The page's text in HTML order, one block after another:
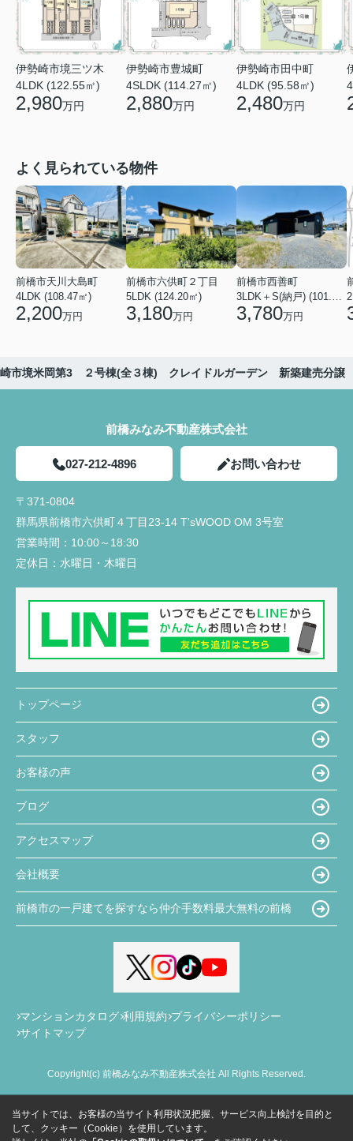
伊勢崎市境三ツ木
4LDK (122.55㎡)
2,980万円
伊勢崎市豊城町
4SLDK (114.27㎡)
2,880万円
伊勢崎市田中町
4LDK (95.58㎡)
2,480万円
よく見られている物件
前橋市天川大島町
4LDK (108.47㎡)
2,200万円
前橋市六供町２丁目
5LDK (124.20㎡)
3,180万円
前橋市西善町
3,780万円
崎市境米岡第3 ２号棟(全３棟) クレイドルガーデン 新築建売分譲
前橋みなみ不動産株式会社
027-212-4896 お問い合わせ
〒371-0804
群馬県前橋市六供町４丁目23‐14 T'sWOOD OM 3号室
営業時間： 10:00～18:30
定休日： 水曜日・木曜日
トップページ
スタッフ
お客様の声
ブログ
アクセスマップ
会社概要
前橋市の一戸建てを探すなら仲介手数料最大無料の前橋
マンションカタログ 利用規約 プライバシーポリシー
サイトマップ
Copyright(c) 前橋みなみ不動産株式会社 All Rights Reserved.
当サイトでは、お客様の当サイト利用状況把握、サービス向上検討を目的と
して、クッキー（Cookie）を使用しています。